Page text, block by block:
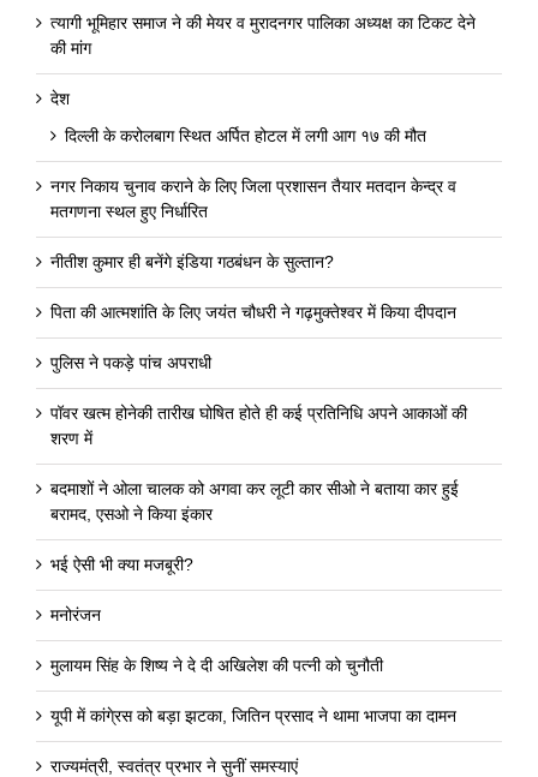
त्यागी भूमिहार समाज ने की मेयर व मुरादनगर पालिका अध्यक्ष का टिकट देने
की मांग
देश
दिल्ली के करोलबाग स्थित अर्पित होटल में लगी आग १७ की मौत
नगर निकाय चुनाव कराने के लिए जिला प्रशासन तैयार मतदान केन्द्र व
मतगणना स्थल हुए निर्धारित
नीतीश कुमार ही बनेंगे इंडिया गठबंधन के सुल्तान?
पिता की आत्मशांति के लिए जयंत चौधरी ने गढ़मुक्तेश्वर में किया दीपदान
पुलिस ने पकड़े पांच अपराधी
पॉवर खत्म होनेकी तारीख घोषित होते ही कई प्रतिनिधि अपने आकाओं की
शरण में
बदमाशों ने ओला चालक को अगवा कर लूटी कार सीओ ने बताया कार हुई
बरामद, एसओ ने किया इंकार
भई ऐसी भी क्या मजबूरी?
मनोरंजन
मुलायम सिंह के शिष्य ने दे दी अखिलेश की पत्नी को चुनौती
यूपी में कांगे्रस को बड़ा झटका, जितिन प्रसाद ने थामा भाजपा का दामन
राज्यमंत्री, स्वतंत्र प्रभार ने सुनीं समस्याएं